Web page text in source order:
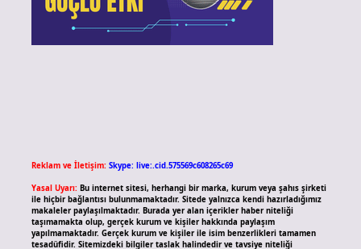
Reklam ve İletişim: Skype: live:.cid.575569c608265c69
Yasal Uyarı: Bu internet sitesi, herhangi bir marka, kurum veya şahıs şirketi
ile hiçbir bağlantısı bulunmamaktadır. Sitede yalnızca kendi hazırladığımız
makaleler paylaşılmaktadır. Burada yer alan içerikler haber niteliği
taşımamakta olup, gerçek kurum ve kişiler hakkında paylaşım
yapılmamaktadır. Gerçek kurum ve kişiler ile isim benzerlikleri tamamen
tesadüfidir. Sitemizdeki bilgiler taslak halindedir ve tavsiye niteliği